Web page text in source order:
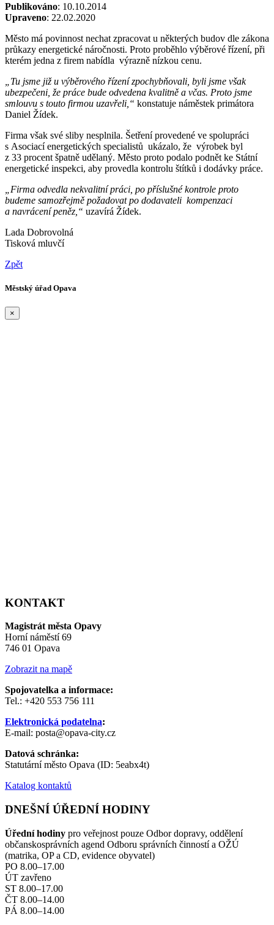
Publikováno: 10.10.2014
Upraveno: 22.02.2020
Město má povinnost nechat zpracovat u některých budov dle zákona
průkazy energetické náročnosti. Proto proběhlo výběrové řízení, při
kterém jedna z firem nabídla výrazně nízkou cenu.
„Tu jsme již u výběrového řízení zpochybňovali, byli jsme však
ubezpečeni, že práce bude odvedena kvalitně a včas. Proto jsme
smlouvu s touto firmou uzavřeli,“ konstatuje náměstek primátora
Daniel Žídek.
Firma však své sliby nesplnila. Šetření provedené ve spolupráci
s Asociací energetických specialistů ukázalo, že výrobek byl
z 33 procent špatně udělaný. Město proto podalo podnět ke Státní
energetické inspekci, aby provedla kontrolu štítků i dodávky práce.
„Firma odvedla nekvalitní práci, po příslušné kontrole proto
budeme samozřejmě požadovat po dodavateli kompenzaci
a navrácení peněz,“ uzavírá Žídek.
Lada Dobrovolná
Tisková mluvčí
Zpět
Městský úřad Opava
×
KONTAKT
Magistrát města Opavy
Horní náměstí 69
746 01 Opava
Zobrazit na mapě
Spojovatelka a informace:
Tel.: +420 553 756 111
Elektronická podatelna:
E-mail: posta@opava-city.cz
Datová schránka:
Statutární město Opava (ID: 5eabx4t)
Katalog kontaktů
DNEŠNÍ ÚŘEDNÍ HODINY
Úřední hodiny pro veřejnost pouze Odbor dopravy, oddělení
občanskosprávních agend Odboru správních činností a OŽÚ
(matrika, OP a CD, evidence obyvatel)
PO 8.00–17.00
ÚT zavřeno
ST 8.00–17.00
ČT 8.00–14.00
PÁ 8.00–14.00